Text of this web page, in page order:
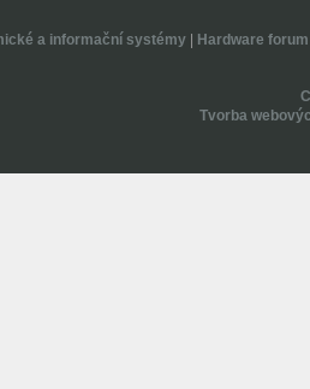
a informační systémy| Hardware forum
Tvorba